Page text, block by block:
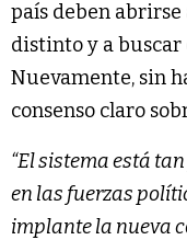
país deben
distinto y a buscar
Nuevamente, sin
consenso claro
“El sistema está
en las fuerzas
implante la nueva